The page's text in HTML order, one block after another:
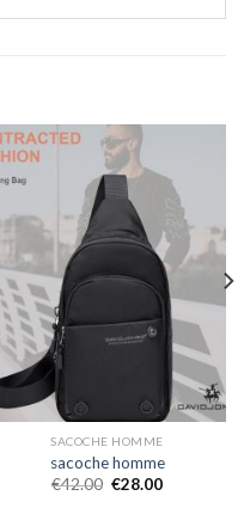
SACOCHE HOMME
sacoche homme
€42.00 €28.00